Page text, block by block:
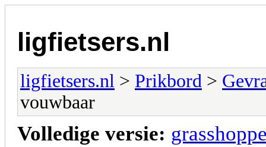
ligfietsers.nl
ligfietsers.nl > Prikbord >
vouwbaar
Volledige versie: